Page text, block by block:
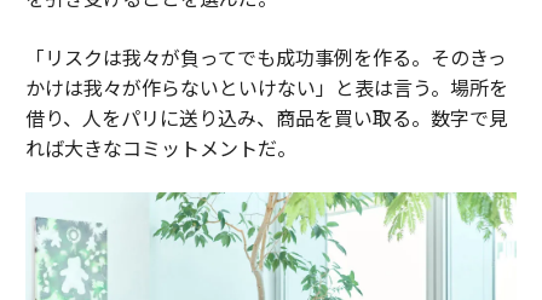
「リスクは我々が負ってでも成功事例を作る。そのきっ
かけは我々が作らないといけない」と表は言う。場所を
借り、人をパリに送り込み、商品を買い取る。数字で見
れば大きなコミットメントだ。